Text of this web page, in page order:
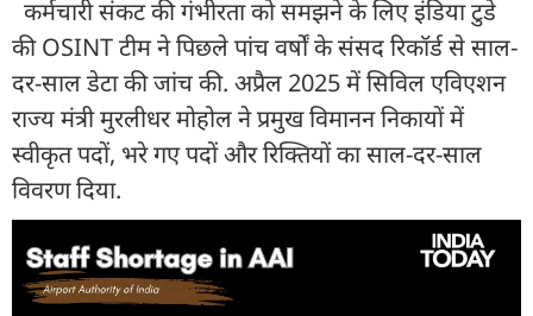
कर्मचारी संकट की गंभीरता को समझने के लिए इंडिया टुडे
की OSINT टीम ने पिछले पांच वर्षों के संसद रिकॉर्ड से साल-
दर-साल डेटा की जांच की. अप्रैल 2025 में सिविल एविएशन
राज्य मंत्री मुरलीधर मोहोल ने प्रमुख विमानन निकायों में
स्वीकृत पदों, भरे गए पदों और रिक्तियों का साल-दर-साल
विवरण दिया.